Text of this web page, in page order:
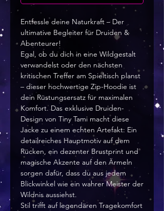
Entfessle deine Naturkraft – Der
ultimative Begleiter für Druiden &
Abenteurer!
Egal, ob du dich in eine Wildgestalt
verwandelst oder den nächsten
kritischen Treffer am Spieltisch planst
– dieser hochwertige Zip-Hoodie ist
dein Rüstungsersatz für maximalen
Komfort. Das exklusive Druiden-
Design von Tiny Tami macht diese
Jacke zu einem echten Artefakt: Ein
detailreiches Hauptmotiv auf dem
Rücken, ein dezenter Brustprint und
magische Akzente auf den Ärmeln
sorgen dafür, dass du aus jedem
Blickwinkel wie ein wahrer Meister der
Wildnis aussiehst.
Stil trifft auf legendären Tragekomfort